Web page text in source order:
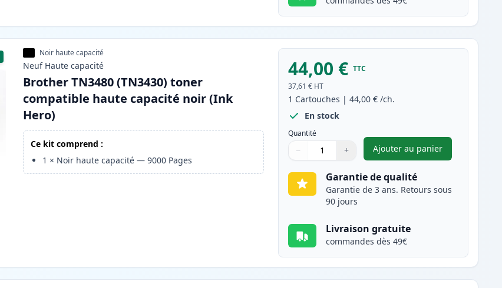
Noir haute capacité
Neuf Haute capacité
Brother TN3480 (TN3430) toner
compatible haute capacité noir (Ink
Hero)
Ce kit comprend :
1 × Noir haute capacité —9000 Pages
44,00 € TTC
37,61 € HT
1 Cartouches |44,00 € /ch.
En stock
Quantité
Quantité
Utilisez les boutons pour ajuster
− +
Quantité
Ajouter au panier
,Brother TN3480
Garantie de qualité
Garantie de 3 ans. Retours sous
90 jours
Livraison gratuite
commandes dès 49€